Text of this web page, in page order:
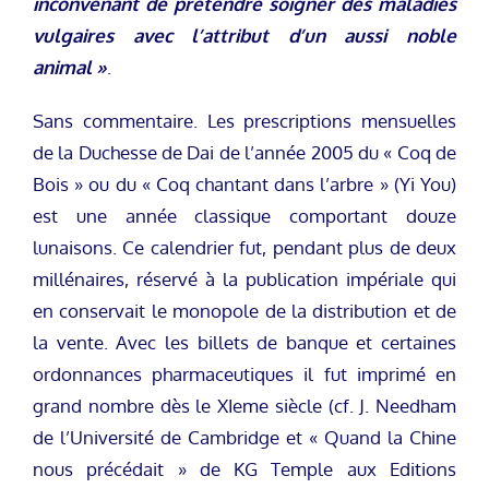
vulgaires avec l’attribut d’un aussi noble
animal »
Sans commentaire. Les prescriptions mensuelles
de la Duchesse de Dai de l’année 2005 du « Coq de
Bois » ou du « Coq chantant dans l’arbre » (Yi You)
est une année classique comportant douze
lunaisons. Ce calendrier fut, pendant plus de deux
millénaires, réservé à la publication impériale qui
en conservait le monopole de la distribution et de
la vente. Avec les billets de banque et certaines
ordonnances pharmaceutiques il fut imprimé en
grand nombre dès le XIeme siècle (cf. J. Needham
de l’Université de Cambridge et « Quand la Chine
nous précédait » de KG Temple aux Editions